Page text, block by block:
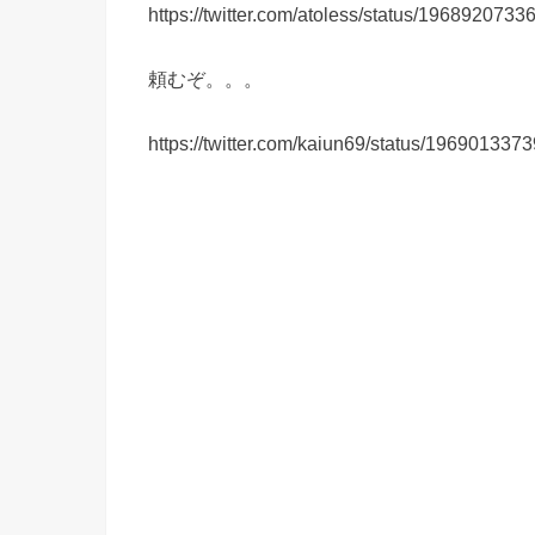
https://twitter.com/atoless/status/
頼むぞ。。。
https://twitter.com/kaiun69/status/